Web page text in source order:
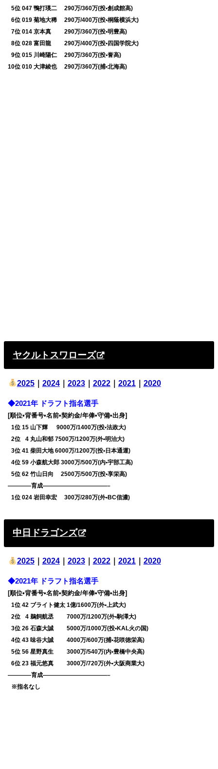
05位 047 鴨打瑛二 290万/360万(投•創成館高)
06位 019 菊地大稀 290万/400万(投•桐蔭横浜大)
07位 014 京本真 290万/360万(投•明豊高)
08位 028 富田龍 290万/400万(投•四国学院大)
09位 015 川崎陽仁 290万/360万(投•誉高)
10位 010 大津綾也 290万/360万(捕•北海高)
ヤクルトスワローズ
2025｜ 2024｜ 2023｜ 2022｜ 2021｜ 2020
◆2021年 ドラフト指名選手
[順位•背番号•名前•契約金/年俸•守備•出身]
01位 15 山下輝 9000万/1400万(投•法政大)
02位 04 丸山和郁 7500万/1200万(外•明治大)
03位 41 柴田大地 6000万/1200万(投•日本通運)
04位 59 小森航大郎 3000万/500万(内•宇部工高)
05位 62 竹山日向 2500万/500万(投•享栄高)
————育成———————————–
01位 024 岩田幸宏 300万/280万(外•BC信濃)
中日ドラゴンズ
2025｜ 2024｜ 2023｜ 2022｜ 2021｜ 2020
◆2021年 ドラフト指名選手
[順位•背番号•名前•契約金/年俸•守備•出身]
01位 42 ブライト健太 1億/1600万(外•上武大)
02位 04 鵜飼航丞 7000万/1200万(外•駒澤大)
03位 26 石森大誠 5000万/1000万(投•KAL火の国)
04位 43 味谷大誠 4000万/600万(捕•花咲徳栄高)
05位 56 星野真生 3000万/540万(内•豊橋中央高)
06位 23 福元悠真 3000万/720万(外•大阪商業大)
————育成———————————–
※指名なし